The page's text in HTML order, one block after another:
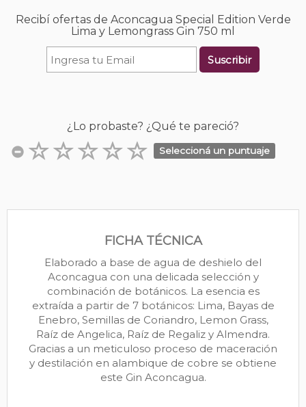
Recibí ofertas de Aconcagua Special Edition Verde
Lima y Lemongrass Gin 750 ml
Suscribir
¿Lo probaste? ¿Qué te pareció?
Seleccioná un puntuaje
FICHA TÉCNICA
Elaborado a base de agua de deshielo del
Aconcagua con una delicada selección y
combinación de botánicos. La esencia es
extraída a partir de 7 botánicos: Lima, Bayas de
Enebro, Semillas de Coriandro, Lemon Grass,
Raíz de Angelica, Raíz de Regaliz y Almendra.
Gracias a un meticuloso proceso de maceración
y destilación en alambique de cobre se obtiene
este Gin Aconcagua.